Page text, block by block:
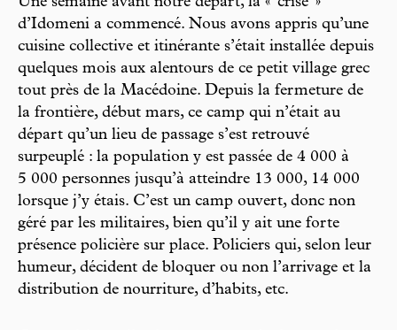
d’Idomeni a commencé. Nous avons appris qu’une
cuisine collective et itinérante s’était installée depuis
quelques mois aux alentours de ce petit village grec
tout près de la Macédoine. Depuis la fermeture de
la frontière, début mars, ce camp qui n’était au
départ qu’un lieu de passage s’est retrouvé
surpeuplé : la population y est passée de 4 000 à
5 000 personnes jusqu’à atteindre 13 000, 14 000
lorsque j’y étais. C’est un camp ouvert, donc non
géré par les militaires, bien qu’il y ait une forte
présence policière sur place. Policiers qui, selon leur
humeur, décident de bloquer ou non l’arrivage et la
distribution de nourriture, d’habits, etc.